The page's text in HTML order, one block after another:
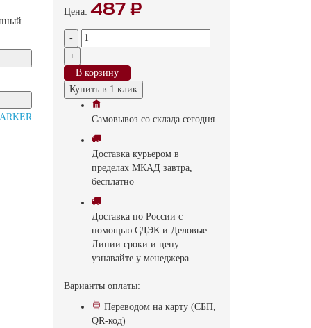
Цена: 487 ₽
-
+
В корзину
Купить в 1 клик
Самовывоз со склада cегодня
Доставка курьером в
пределах МКАД завтра,
бесплатно
Доставка по России с
помощью СДЭК и Деловые
Линии сроки и цену
узнавайте у менеджера
Варианты оплаты:
Переводом на карту (СБП,
QR-код)